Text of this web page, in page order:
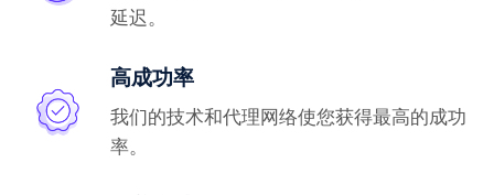
延迟。
高成功率
我们的技术和代理网络使您获得最高的成功
率。